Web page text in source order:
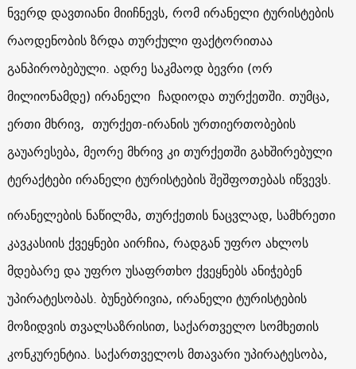
ნვერდ დავთიანი მიიჩნევს, რომ ირანელი ტურისტების
რაოდენობის ზრდა თურქული ფაქტორითაა
განპირობებული. ადრე საკმაოდ ბევრი (ორ
მილიონამდე) ირანელი ჩადიოდა თურქეთში. თუმცა,
ერთი მხრივ, თურქეთ-ირანის ურთიერთობების
გაუარესება, მეორე მხრივ კი თურქეთში გახშირებული
ტერაქტები ირანელი ტურისტების შეშფოთებას იწვევს.
ირანელების ნაწილმა, თურქეთის ნაცვლად, სამხრეთი
კავკასიის ქვეყნები აირჩია, რადგან უფრო ახლოს
მდებარე და უფრო უსაფრთხო ქვეყნებს ანიჭებენ
უპირატესობას. ბუნებრივია, ირანელი ტურისტების
მოზიდვის თვალსაზრისით, საქართველო სომხეთის
კონკურენტია. საქართველოს მთავარი უპირატესობა,